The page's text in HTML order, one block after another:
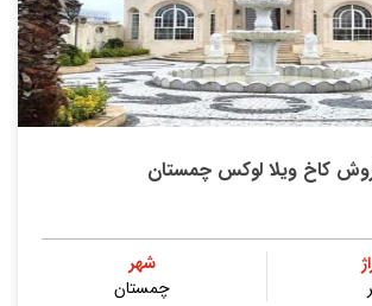
کاخ ویلا لوکس چمستان
شهر
چمستان